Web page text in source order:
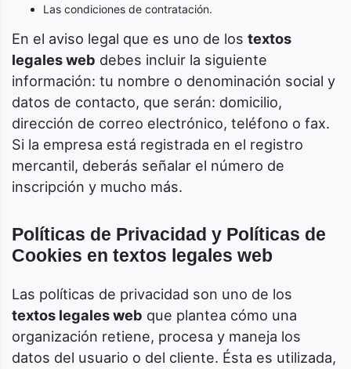
Las condiciones de contratación.
En el aviso legal que es uno de los textos
legales web debes incluir la siguiente
información: tu nombre o denominación social y
datos de contacto, que serán: domicilio,
dirección de correo electrónico, teléfono o fax.
Si la empresa está registrada en el registro
mercantil, deberás señalar el número de
inscripción y mucho más.
Políticas de Privacidad y Políticas de
Cookies en textos legales web
Las políticas de privacidad son uno de los
textos legales web que plantea cómo una
organización retiene, procesa y maneja los
datos del usuario o del cliente. Ésta es utilizada,